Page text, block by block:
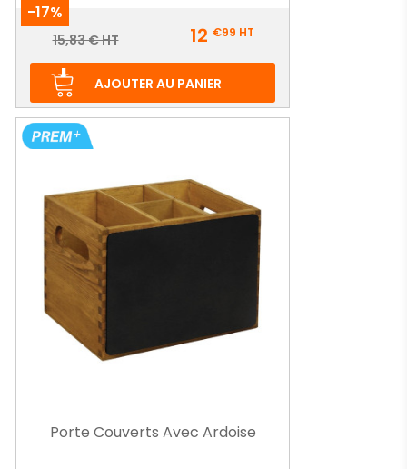
-17%
Prix
Prix
base
15,83 € HT 12 €99 HT
AJOUTER AU PANIER
Porte Couverts Avec Ardoise